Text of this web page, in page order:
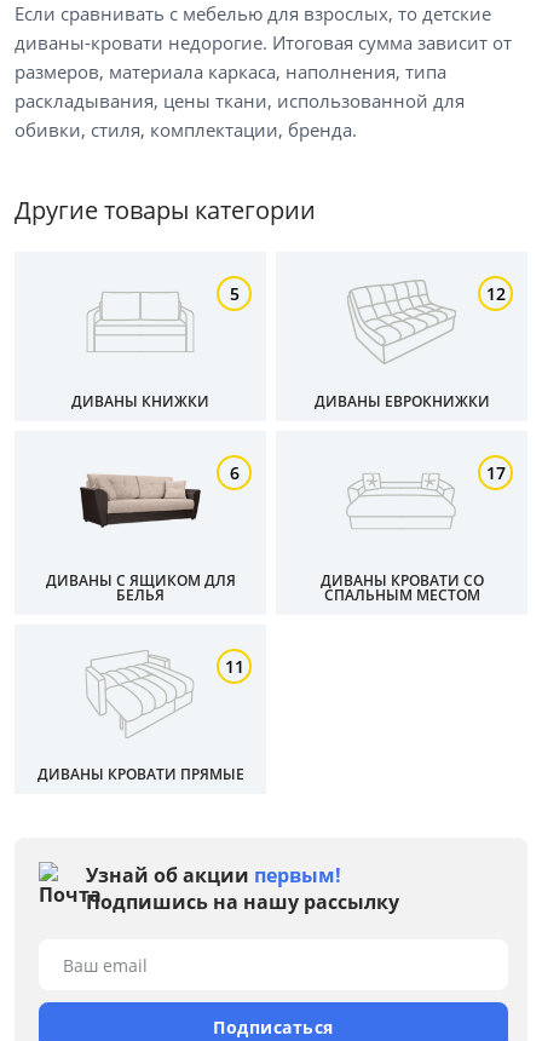
от до
Если сравнивать с мебелью для взрослых, то детские
диваны-кровати недорогие. Итоговая сумма зависит от
размеров, материала каркаса, наполнения, типа
раскладывания, цены ткани, использованной для
обивки, стиля, комплектации, бренда.
Другие товары категории
5
ДИВАНЫ КНИЖКИ
12
ДИВАНЫ ЕВРОКНИЖКИ
6
ДИВАНЫ С ЯЩИКОМ ДЛЯ
БЕЛЬЯ
17
ДИВАНЫ КРОВАТИ СО
СПАЛЬНЫМ МЕСТОМ
11
ДИВАНЫ КРОВАТИ ПРЯМЫЕ
Узнай об акции первым!
Подпишись на нашу рассылку
Ваш email
Подписаться